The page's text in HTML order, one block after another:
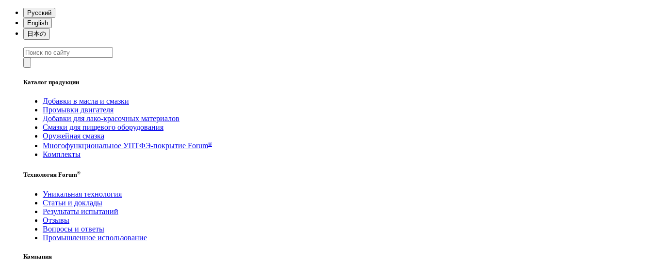
Русский
English
日本の
Каталог продукции
Добавки в масла и смазки
Промывки двигателя
Добавки для лако-красочных материалов
Смазки для пищевого оборудования
Оружейная смазка
Многофункциональное УПТФЭ-покрытие Forum®
Комплекты
Технология Forum®
Уникальная технология
Статьи и доклады
Результаты испытаний
Отзывы
Вопросы и ответы
Промышленное использование
Компания